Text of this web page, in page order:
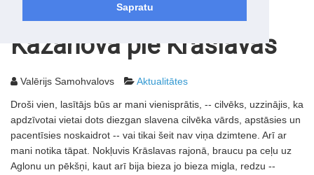
Sapratu
Kazanova pie Krāslavas
Valērijs Samohvalovs Aktualitātes
Droši vien, lasītājs būs ar mani vienisprātis, -- cilvēks, uzzinājis, ka
apdzīvotai vietai dots diezgan slavena cilvēka vārds, apstāsies un
pacentīsies noskaidrot -- vai tikai šeit nav viņa dzimtene. Arī ar
mani notika tāpat. Nokļuvis Krāslavas rajonā, braucu pa ceļu uz
Aglonu un pēkšņi, kaut arī bija bieza jo bieza migla, redzu --